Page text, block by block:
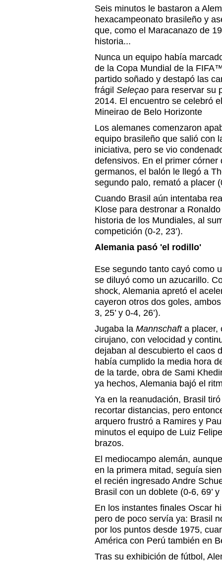
Seis minutos le bastaron a
hexacampeonato brasileño y
que, como el Maracanazo de
historia...
Nunca un equipo había
de la Copa Mundial de la
partido soñado y destapó las
frágil Seleçao para reservar su
2014. El encuentro se celebró
Mineirao de Belo Horizonte
Los alemanes comenzaron
equipo brasileño que salió con
iniciativa, pero se vio
defensivos. En el primer córner
germanos, el balón le llegó a
segundo palo, remató a placer
Cuando Brasil aún intentaba
Klose para destronar a
historia de los Mundiales, al
competición (0-2, 23’).
Alemania pasó 'el rodillo'
Ese segundo tanto cayó como
se diluyó como un azucarillo.
shock, Alemania apretó el
cayeron otros dos goles,
3, 25’ y 0-4, 26’).
Jugaba la Mannschafta placer,
cirujano, con velocidad y
dejaban al descubierto el caos
había cumplido la media hora
de la tarde, obra de Sami
ya hechos, Alemania bajó el
Ya en la reanudación, Brasil
recortar distancias, pero
arquero frustró a Ramires y
minutos el equipo de Luiz
brazos.
El mediocampo alemán,
en la primera mitad, seguía
el recién ingresado Andre
Brasil con un doblete (0-6, 69’ y
En los instantes finales Oscar
pero de poco servía ya: Brasil
por los puntos desde 1975,
América con Perú también en
Tras su exhibición de fútbol,